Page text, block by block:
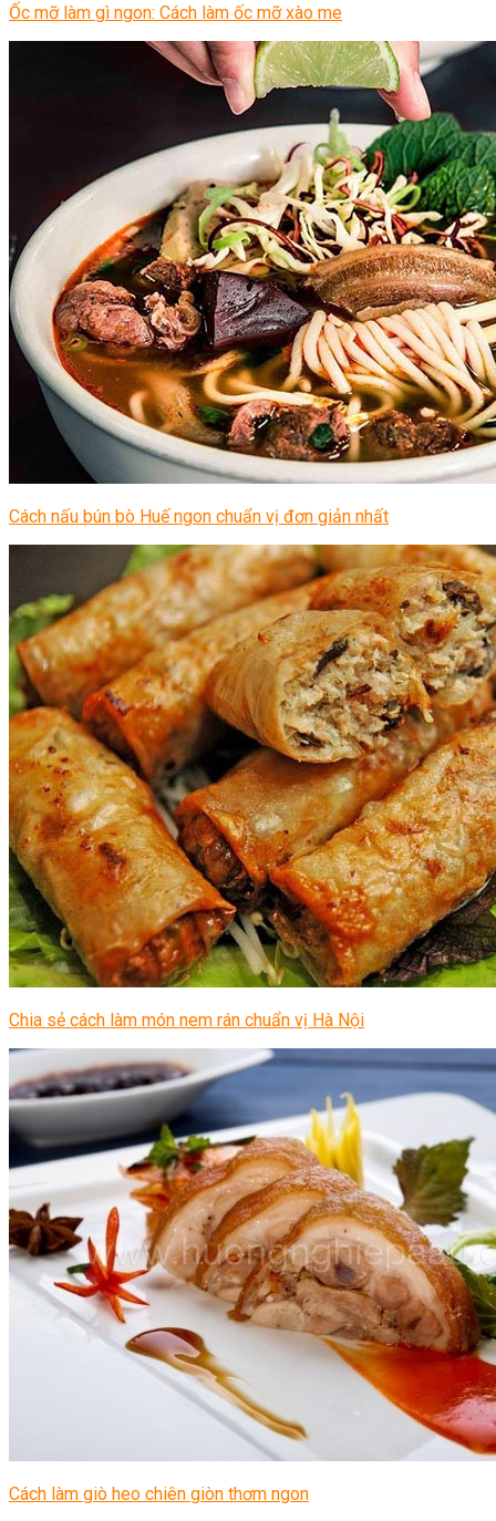
Ốc mỡ làm gì ngon: Cách làm ốc mỡ xào me
Cách nấu bún bò Huế ngon chuẩn vị đơn giản nhất
Chia sẻ cách làm món nem rán chuẩn vị Hà Nội
Cách làm giò heo chiên giòn thơm ngon